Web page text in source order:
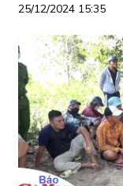
25/12/2024 15:35